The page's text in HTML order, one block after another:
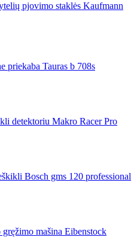
pjovimo staklės Kaufmann
priekaba Tauras b 708s
detektoriu Makro Racer Pro
Bosch gms 120 professional
mašina Eibenstock